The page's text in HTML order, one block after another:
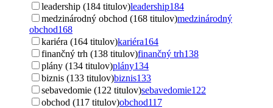
leadership (184 titulov)leadership184
medzinárodný obchod (168 titulov)medzinárodný
obchod168
kariéra (164 titulov)kariéra164
finančný trh (138 titulov)finančný trh138
plány (134 titulov)plány134
biznis (133 titulov)biznis133
sebavedomie (122 titulov)sebavedomie122
obchod (117 titulov)obchod117